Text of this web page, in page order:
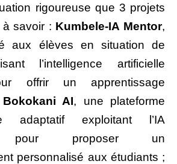
rigoureuse que 3 projets
savoir : Kumbele-IA Mentor,
aux élèves en situation de
l’intelligence artificielle
offrir un apprentissage
Bokokani AI, une plateforme
adaptatif exploitant l’IA
pour proposer un
personnalisé aux étudiants ;